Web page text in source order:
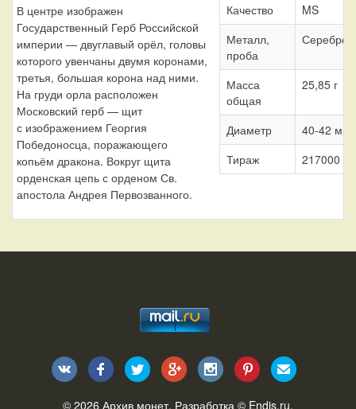
В центре изображен
Государственный Герб Российской
империи — двуглавый орёл, головы
которого увенчаны двумя коронами,
третья, большая корона над ними.
На груди орла расположен
Московский герб — щит
с изображением Георгия
Победоносца, поражающего
копьём дракона. Вокруг щита
орденская цепь с орденом Св.
апостола Андрея Первозванного.
Качество
MS
Металл,
проба
Серебро
Масса
общая
25,85 г
Диаметр
40-42 мм
Тираж
217000
© 2026 Архив монет. Разработка © Endis.ru.